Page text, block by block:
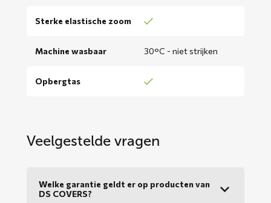
Sterke elastische zoom
Machine wasbaar 30°C - niet strijken
Opbergtas
Veelgestelde vragen
Welke garantie geldt er op producten van
DS COVERS?